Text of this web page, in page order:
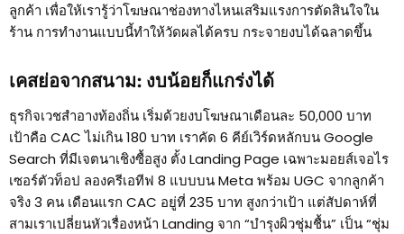
ลูกค้า เพื่อให้เรารู้ว่าโฆษณาช่องทางไหนเสริมแรงการตัดสินใจใน
ร้าน การทำงานแบบนี้ทำให้วัดผลได้ครบ กระจายงบได้ฉลาดขึ้น
เคสย่อจากสนาม: งบน้อยก็แกร่งได้
ธุรกิจเวชสำอางท้องถิ่น เริ่มด้วยงบโฆษณาเดือนละ 50,000 บาท
เป้าคือ CAC ไม่เกิน 180 บาท เราคัด 6 คีย์เวิร์ดหลักบน Google
Search ที่มีเจตนาเชิงซื้อสูง ตั้ง Landing Page เฉพาะมอยส์เจอไร
เซอร์ตัวท็อป ลองครีเอทีฟ 8 แบบบน Meta พร้อม UGC จากลูกค้า
จริง 3 คน เดือนแรก CAC อยู่ที่ 235 บาท สูงกว่าเป้า แต่สัปดาห์ที่
สามเราเปลี่ยนหัวเรื่องหน้า Landing จาก “บำรุงผิวชุ่มชื้น” เป็น “ชุ่ม